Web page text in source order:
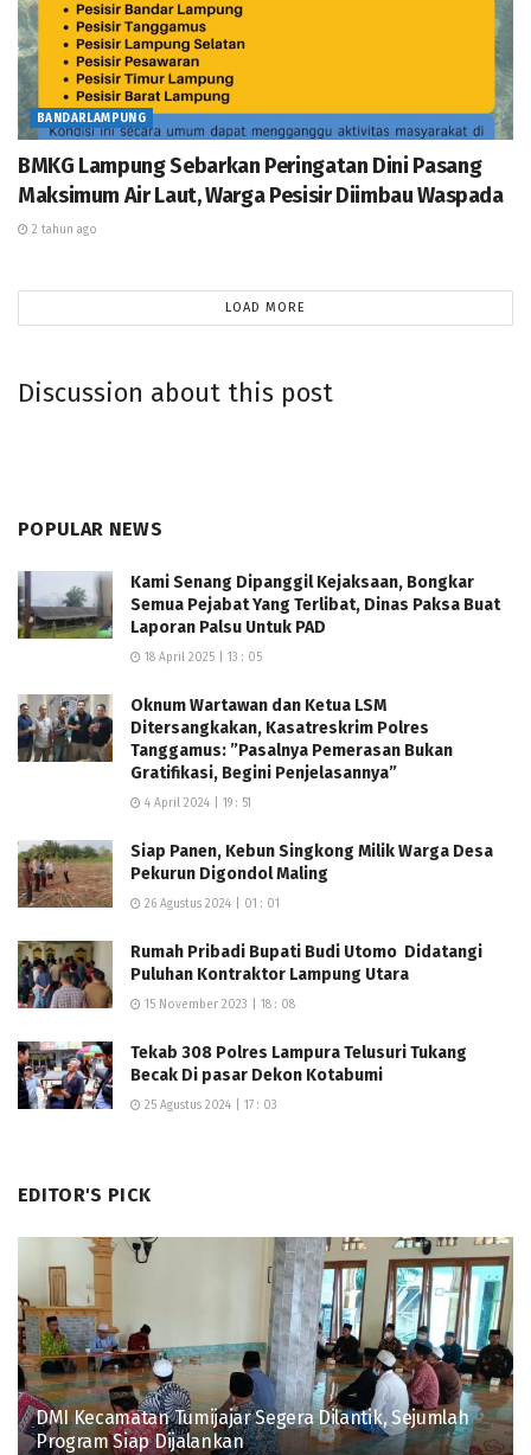
BANDARLAMPUNG
BMKG Lampung Sebarkan Peringatan Dini Pasang
Maksimum Air Laut, Warga Pesisir Diimbau Waspada
2 tahun ago
LOAD MORE
Discussion about this post
POPULAR NEWS
Kami Senang Dipanggil Kejaksaan, Bongkar
Semua Pejabat Yang Terlibat, Dinas Paksa Buat
Laporan Palsu Untuk PAD
18 April 2025 | 13 : 05
Oknum Wartawan dan Ketua LSM
Ditersangkakan, Kasatreskrim Polres
Tanggamus: ”Pasalnya Pemerasan Bukan
Gratifikasi, Begini Penjelasannya”
4 April 2024 | 19 : 51
Siap Panen, Kebun Singkong Milik Warga Desa
Pekurun Digondol Maling
26 Agustus 2024 | 01 : 01
Rumah Pribadi Bupati Budi Utomo Didatangi
Puluhan Kontraktor Lampung Utara
15 November 2023 | 18 : 08
Tekab 308 Polres Lampura Telusuri Tukang
Becak Di pasar Dekon Kotabumi
25 Agustus 2024 | 17 : 03
EDITOR'S PICK
DMI Kecamatan Tumijajar Segera Dilantik, Sejumlah
Program Siap Dijalankan